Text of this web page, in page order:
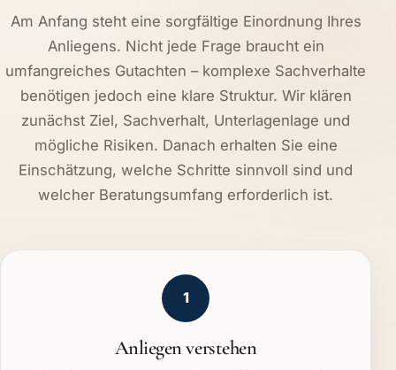
Am Anfang steht eine sorgfältige Einordnung Ihres
Anliegens. Nicht jede Frage braucht ein
umfangreiches Gutachten – komplexe Sachverhalte
benötigen jedoch eine klare Struktur. Wir klären
zunächst Ziel, Sachverhalt, Unterlagenlage und
mögliche Risiken. Danach erhalten Sie eine
Einschätzung, welche Schritte sinnvoll sind und
welcher Beratungsumfang erforderlich ist.
1
Anliegen verstehen